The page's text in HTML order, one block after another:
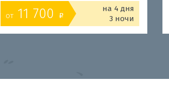
от 11 700 o
на 4 дня
3 ночи